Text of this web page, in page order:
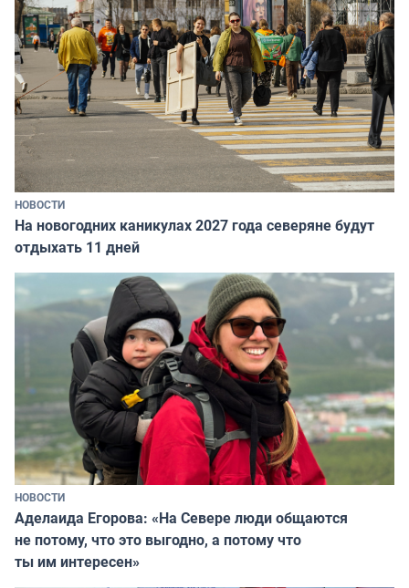
НОВОСТИ
На новогодних каникулах 2027 года северяне будут
отдыхать 11 дней
НОВОСТИ
Аделаида Егорова: «На Севере люди общаются
не потому, что это выгодно, а потому что
ты им интересен»